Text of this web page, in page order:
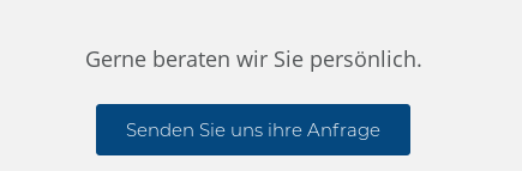
Gerne beraten wir Sie persönlich.
Senden Sie uns ihre Anfrage